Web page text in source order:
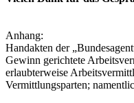
Anhang:
Handakten der
Gewinn gerichtete
erlaubterweise
Vermittlungsparten;